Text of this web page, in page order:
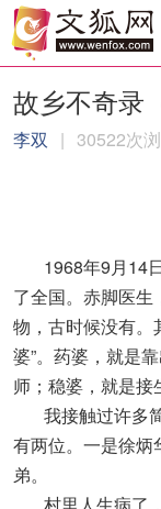
故乡不奇录
李双 | 30522次
1968年9月14日
了全国。赤脚医
物，古时候没有。
婆”。药婆，就是
师；稳婆，就是接
我接触过许多简
有两位。一是徐炳
弟。